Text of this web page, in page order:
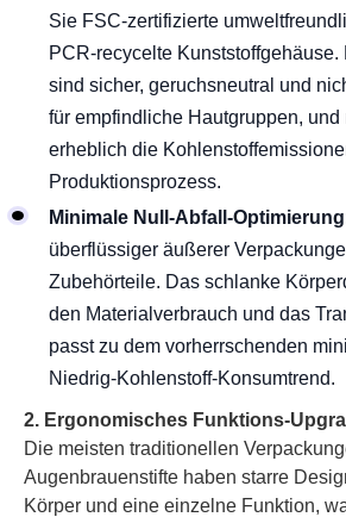
Sie FSC-zertifizierte
PCR-recycelte Kunststoffgehäuse.
sind sicher, geruchsneutral und
für empfindliche Hautgruppen, und
erheblich die
Produktionsprozess.
Minimale Null-Abfall-Optimierung
überflüssiger äußerer
Zubehörteile. Das schlanke
den Materialverbrauch und das
passt zu dem vorherrschenden
Niedrig-Kohlenstoff-Konsumtrend.
2. Ergonomisches Funktions-
Die meisten traditionellen
Augenbrauenstifte haben starre
Körper und eine einzelne Funktion,